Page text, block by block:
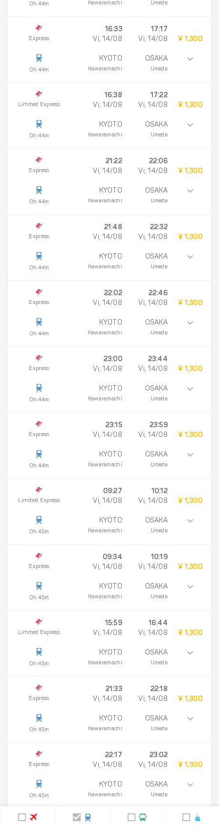
0h 44m Kawaramachi Umeda
Express
0h 44m
16:33
Vi, 14/08
KYOTO
Kawaramachi
17:17
Vi, 14/08
OSAKA
Umeda
¥ 1,300
Limited Express
0h 44m
16:38
Vi, 14/08
KYOTO
Kawaramachi
17:22
Vi, 14/08
OSAKA
Umeda
¥ 1,300
Express
0h 44m
21:22
Vi, 14/08
KYOTO
Kawaramachi
22:06
Vi, 14/08
OSAKA
Umeda
¥ 1,300
Express
0h 44m
21:48
Vi, 14/08
KYOTO
Kawaramachi
22:32
Vi, 14/08
OSAKA
Umeda
¥ 1,300
Express
0h 44m
22:02
Vi, 14/08
KYOTO
Kawaramachi
22:46
Vi, 14/08
OSAKA
Umeda
¥ 1,300
Express
0h 44m
23:00
Vi, 14/08
KYOTO
Kawaramachi
23:44
Vi, 14/08
OSAKA
Umeda
¥ 1,300
Express
0h 44m
23:15
Vi, 14/08
KYOTO
Kawaramachi
23:59
Vi, 14/08
OSAKA
Umeda
¥ 1,300
Limited Express
0h 45m
09:27
Vi, 14/08
KYOTO
Kawaramachi
10:12
Vi, 14/08
OSAKA
Umeda
¥ 1,300
Express
0h 45m
09:34
Vi, 14/08
KYOTO
Kawaramachi
10:19
Vi, 14/08
OSAKA
Umeda
¥ 1,300
Limited Express
0h 45m
15:59
Vi, 14/08
KYOTO
Kawaramachi
16:44
Vi, 14/08
OSAKA
Umeda
¥ 1,300
Express
0h 45m
21:33
Vi, 14/08
KYOTO
Kawaramachi
22:18
Vi, 14/08
OSAKA
Umeda
¥ 1,300
Express
0h 45m
22:17
Vi, 14/08
KYOTO
Kawaramachi
23:02
Vi, 14/08
OSAKA
Umeda
¥ 1,300